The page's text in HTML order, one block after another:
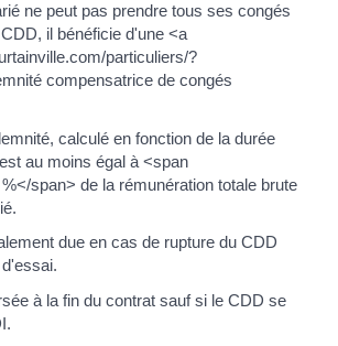
ne peut pas prendre tous ses congés
il bénéficie d'une <a
particuliers/?
compensatrice de congés
calculé en fonction de la durée
au moins égal à <span
span> de la rémunération totale brute
due en cas de rupture du CDD
à la fin du contrat sauf si le CDD se